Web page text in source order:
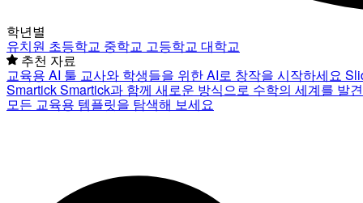
학년별
유치원 초등학교 중학교 고등학교 대학교
추천 자료
교육용 AI 툴 교사와 학생들을 위한 AI로 창작을 시작하세요
SmartickSmartick과 함께 새로운 방식으로 수학의 세계를 발
모든 교육용 템플릿을 탐색해 보세요